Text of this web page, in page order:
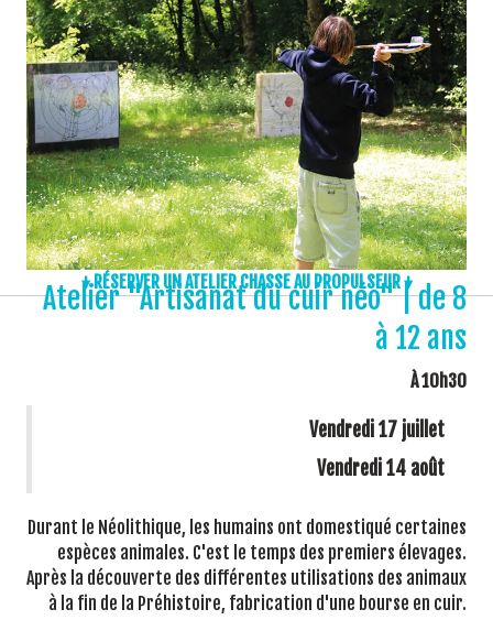
↓ RÉSERVER UN ATELIER CHASSE AU PROPULSEUR ↓
Atelier "Artisanat du cuir néo" | de 8
à 12 ans
À 10h30
Vendredi 17 juillet
Vendredi 14 août
Durant le Néolithique, les humains ont domestiqué certaines
espèces animales. C'est le temps des premiers élevages.
Après la découverte des différentes utilisations des animaux
à la fin de la Préhistoire, fabrication d'une bourse en cuir.